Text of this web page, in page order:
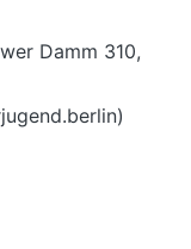
Damm 310,